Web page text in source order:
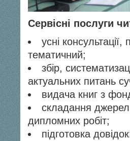
Сервісні послуги
усні
тематичний;
збір,
актуальних питань
видача книг з
складання джерел
дипломних робіт;
підготовка